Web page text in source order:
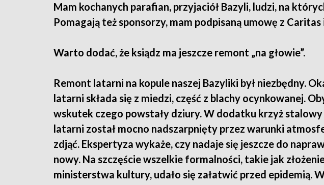
Mam kochanych parafian, przyjaciół Bazyli, ludzi, na
Pomagają też sponsorzy, mam podpisaną umowę z
Warto dodać, że ksiądz ma jeszcze remont „na głowie”.
Remont latarni na kopule naszej Bazyliki był niezbędny.
latarni składa się z miedzi, część z blachy ocynkowanej.
wskutek czego powstały dziury. W dodatku krzyż stalowy
latarni został mocno nadszarpnięty przez warunki
zdjąć. Ekspertyza wykaże, czy nadaje się jeszcze do
nowy. Na szczęście wszelkie formalności, takie jak
ministerstwa kultury, udało się załatwić przed epidemią.